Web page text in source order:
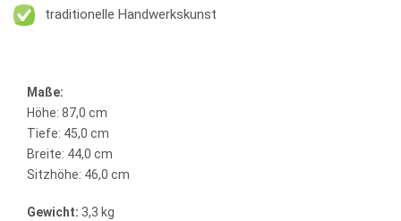
traditionelle Handwerkskunst
Maße:
Höhe: 87,0 cm
Tiefe: 45,0 cm
Breite: 44,0 cm
Sitzhöhe: 46,0 cm
Gewicht: 3,3 kg